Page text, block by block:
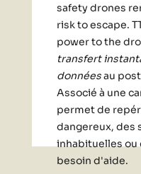
safety drones
risk to escape.
power to the
transfert
donnéesau
Associé à une
permet de
dangereux, des
inhabituelles ou
besoin d'aide.